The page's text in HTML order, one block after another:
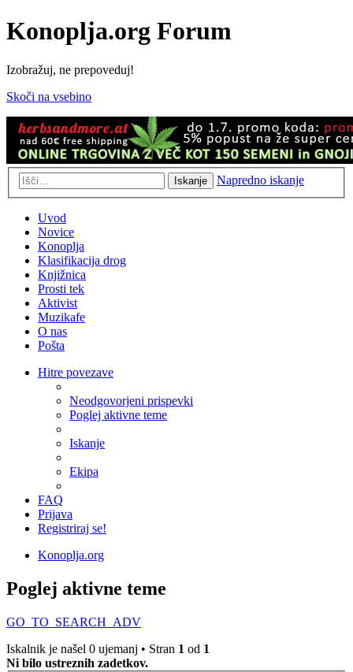
Konoplja.org Forum
Izobražuj, ne prepoveduj!
Skoči na vsebino
Iskanje Napredno iskanje
Uvod
Novice
Konoplja
Klasifikacija drog
Knjižnica
Prosti tek
Aktivist
Muzikafe
O nas
Pošta
Hitre povezave
Neodgovorjeni prispevki
Poglej aktivne teme
Iskanje
Ekipa
FAQ
Prijava
Registriraj se!
Konoplja.org
Poglej aktivne teme
GO_TO_SEARCH_ADV
Iskalnik je našel 0 ujemanj • Stran 1 od 1
Ni bilo ustreznih zadetkov.